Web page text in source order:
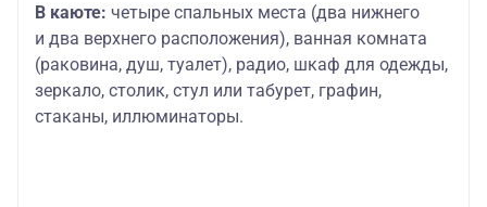
В каюте: четыре спальных места (два нижнего
и два верхнего расположения), ванная комната
(раковина, душ, туалет), радио, шкаф для одежды,
зеркало, столик, стул или табурет, графин,
стаканы, иллюминаторы.